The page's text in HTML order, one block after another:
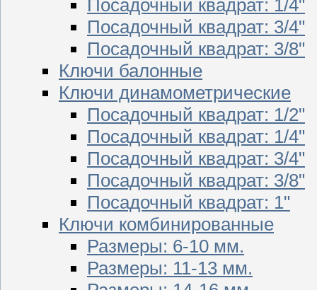
Посадочный квадрат: 1/4"
Посадочный квадрат: 3/4"
Посадочный квадрат: 3/8"
Ключи балонные
Ключи динамометрические
Посадочный квадрат: 1/2"
Посадочный квадрат: 1/4"
Посадочный квадрат: 3/4"
Посадочный квадрат: 3/8"
Посадочный квадрат: 1"
Ключи комбинированные
Размеры: 6-10 мм.
Размеры: 11-13 мм.